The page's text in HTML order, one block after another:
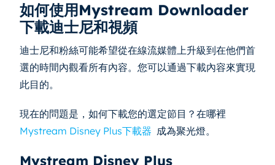
如何使用Mystream Downloader
下載迪士尼和視頻
迪士尼和粉絲可能希望從在線流媒體上升級到在他們首
選的時間內觀看所有內容。您可以通過下載內容來實現
此目的。
現在的問題是，如何下載您的選定節目？在哪裡
Mystream Disney Plus下載器 成為聚光燈。
Mystream Disney Plus